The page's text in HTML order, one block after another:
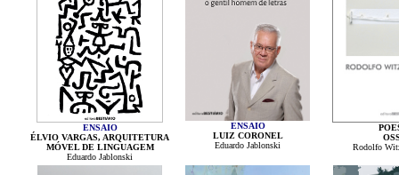
ENSAIO
ÉLVIO VARGAS, ARQUITETURA
MÓVEL DE LINGUAGEM
Eduardo Jablonski
ENSAIO
LUIZ CORONEL
Eduardo Jablonski
Rodolfo